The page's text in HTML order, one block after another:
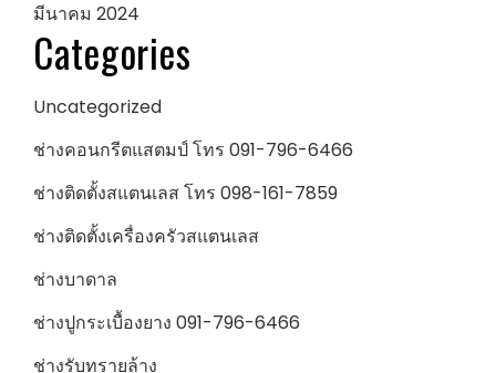
มีนาคม 2024
Categories
Uncategorized
ช่างคอนกรีตแสตมป์ โทร 091-796-6466
ช่างติดตั้งสแตนเลส โทร 098-161-7859
ช่างติดตั้งเครื่องครัวสแตนเลส
ช่างบาดาล
ช่างปูกระเบื้องยาง 091-796-6466
ช่างรับทรายล้าง